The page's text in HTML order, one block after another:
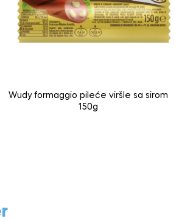
Wudy formaggio pileće viršle sa sirom
150g